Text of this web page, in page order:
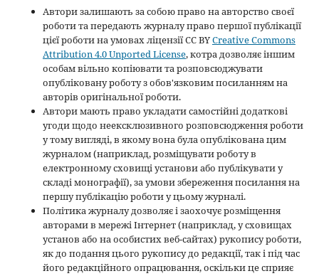
Автори залишають за собою право на авторство своєї
роботи та передають журналу право першої публікації
цієї роботи на умовах ліцензії CC BYCreative Commons
Attribution 4.0 Unported License, котра дозволяє іншим
особам вільно копіювати та розповсюджувати
опубліковану роботу з обов'язковим посиланням на
авторів оригінальної роботи.
Автори мають право укладати самостійні додаткові
угоди щодо неексклюзивного розповсюдження роботи
у тому вигляді, в якому вона була опублікована цим
журналом (наприклад, розміщувати роботу в
електронному сховищі установи або публікувати у
складі монографії), за умови збереження посилання на
першу публікацію роботи у цьому журналі.
Політика журналу дозволяє і заохочує розміщення
авторами в мережі Інтернет (наприклад, у сховищах
установ або на особистих веб-сайтах) рукопису роботи,
як до подання цього рукопису до редакції, так і під час
його редакційного опрацювання, оскільки це сприяє